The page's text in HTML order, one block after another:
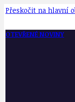
Přeskočit na hlavní
OTEVŘENÉ NOVINY